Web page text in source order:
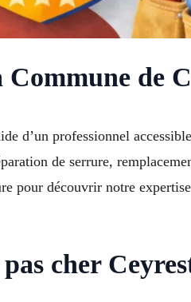
de
d’un professionnel
de serrure,
pour découvrir notre
cher